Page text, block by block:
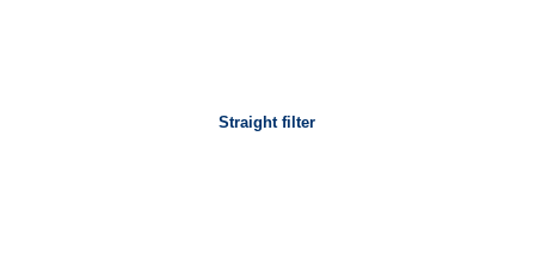
Straight filter